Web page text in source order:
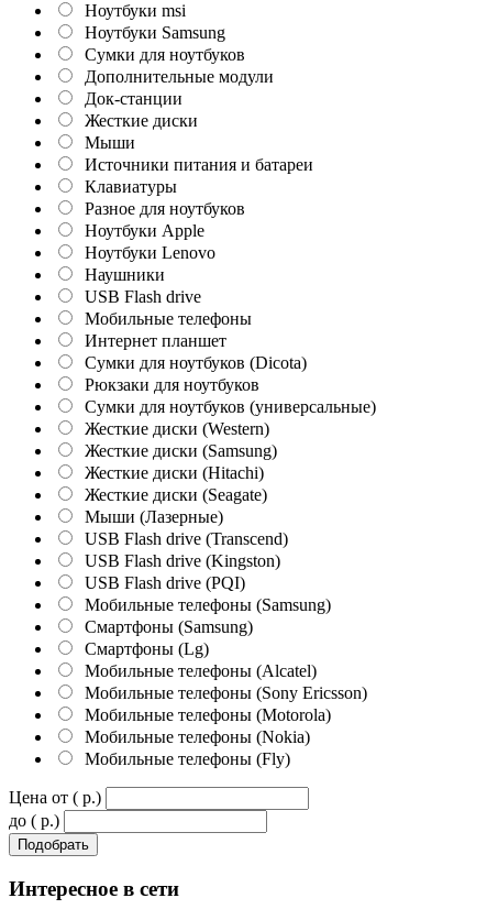
Ноутбуки msi
Ноутбуки Samsung
Сумки для ноутбуков
Дополнительные модули
Док-станции
Жесткие диски
Мыши
Источники питания и батареи
Клавиатуры
Разное для ноутбуков
Ноутбуки Apple
Ноутбуки Lenovo
Наушники
USB Flash drive
Мобильные телефоны
Интернет планшет
Сумки для ноутбуков (Dicota)
Рюкзаки для ноутбуков
Сумки для ноутбуков (универсальные)
Жесткие диски (Western)
Жесткие диски (Samsung)
Жесткие диски (Hitachi)
Жесткие диски (Seagate)
Мыши (Лазерные)
USB Flash drive (Transcend)
USB Flash drive (Kingston)
USB Flash drive (PQI)
Мобильные телефоны (Samsung)
Смартфоны (Samsung)
Смартфоны (Lg)
Мобильные телефоны (Alcatel)
Мобильные телефоны (Sony Ericsson)
Мобильные телефоны (Motorola)
Мобильные телефоны (Nokia)
Мобильные телефоны (Fly)
Цена от ( p.)
до ( p.)
Интересное в сети